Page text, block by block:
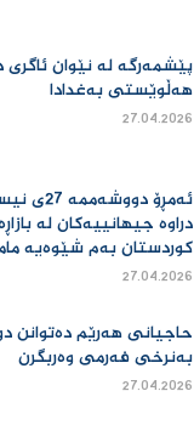
پێشمەرگە لە نێوان
هەڵوێستی بەغدادا
27.04.2026
دراوە جیهانییەكان لە
كوردستان بەم شێوەیە
27.04.2026
حاجیانی هەرێم دەتوانن
بەنرخی فەرمی وەربگرن
27.04.2026